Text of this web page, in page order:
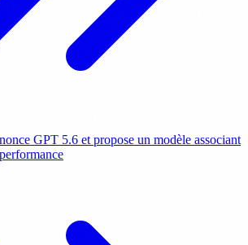
GPT 5.6 et propose un modèle associant